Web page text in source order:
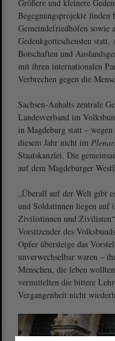
Größere und kleinere
Begegnungsprojekte finden
Gemeindefriedhöfen sowie
Gedenkgottesdiensten
Botschaften und
mit ihren internationalen
Verbrechen gegen die
Sachsen-Anhalts zentrale
Landesverband im
in Magdeburg statt –
diesem Jahr nicht im
Staatskanzlei. Die
auf dem Magdeburger
„Überall auf der Welt gibt
und Soldatinnen liegen auf
Zivilistinnen und
Vorsitzender des
Opfer übersteige das
unverwechselbar waren –
Menschen, die leben
vermittelten die bittere
Vergangenheit nicht